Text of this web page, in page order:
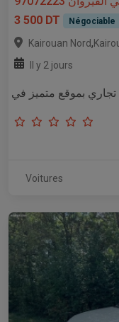
3 500 DT
Négociable
Kairouan Nord,
Il y 2 jours
Voitures